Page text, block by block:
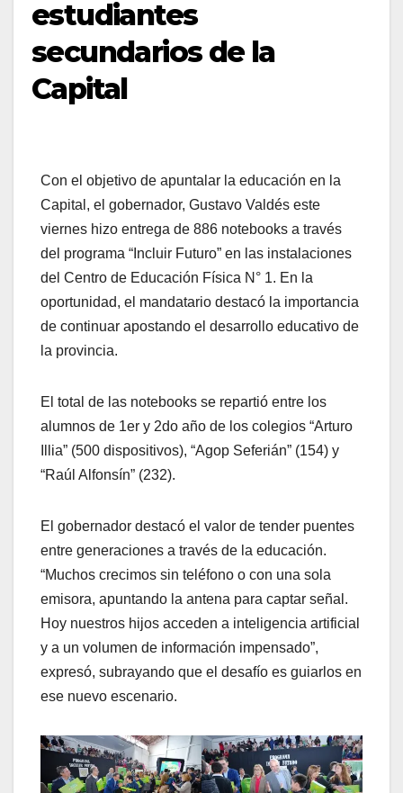
estudiantes
secundarios de la
Capital
Con el objetivo de apuntalar la educación en la
Capital, el gobernador, Gustavo Valdés este
viernes hizo entrega de 886 notebooks a través
del programa “Incluir Futuro” en las instalaciones
del Centro de Educación Física N° 1. En la
oportunidad, el mandatario destacó la importancia
de continuar apostando el desarrollo educativo de
la provincia.
El total de las notebooks se repartió entre los
alumnos de 1er y 2do año de los colegios “Arturo
Illia” (500 dispositivos), “Agop Seferián” (154) y
“Raúl Alfonsín” (232).
El gobernador destacó el valor de tender puentes
entre generaciones a través de la educación.
“Muchos crecimos sin teléfono o con una sola
emisora, apuntando la antena para captar señal.
Hoy nuestros hijos acceden a inteligencia artificial
y a un volumen de información impensado”,
expresó, subrayando que el desafío es guiarlos en
ese nuevo escenario.